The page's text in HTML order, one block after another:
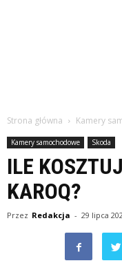
Strona główna Kamery
Kamery samochodowe Skoda
ILE
KAROQ?
Przez Redakcja - 29 lipca